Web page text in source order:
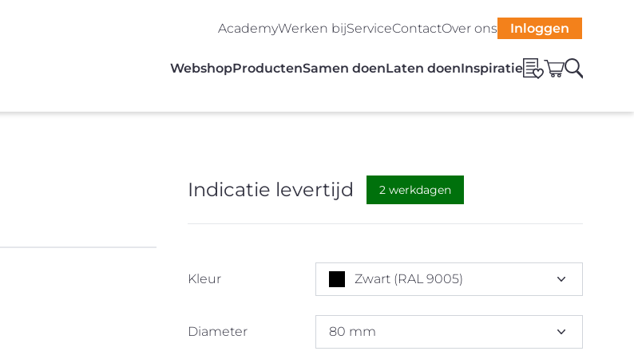
AcademyWerken bijServiceContactOver ons Inloggen
WebshopProductenSamen doenLaten doenInspiratie
Indicatie levertijd 2 werkdagen
Kleur Zwart (RAL 9005)
Diameter 80 mm